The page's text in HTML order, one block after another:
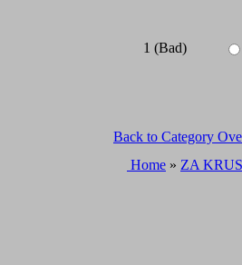
1 (Bad)
Back to Category
Home » ZA